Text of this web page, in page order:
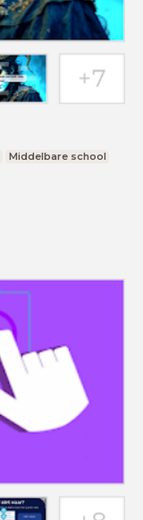
Middelbare school